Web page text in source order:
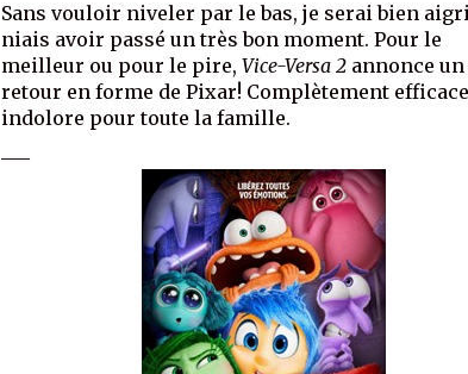
Sans vouloir niveler par le bas, je serai bien
niais avoir passé un très bon moment. Pour le
meilleur ou pour le pire,Vice-Versa 2 annonce un
retour en forme de Pixar! Complètement
indolore pour toute la famille.